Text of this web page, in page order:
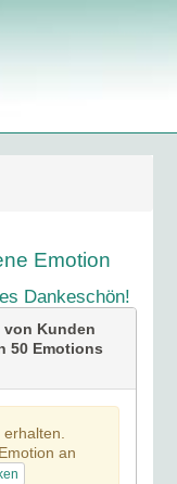
Emotion
Dankeschön!
von Kunden
50 Emotions
an